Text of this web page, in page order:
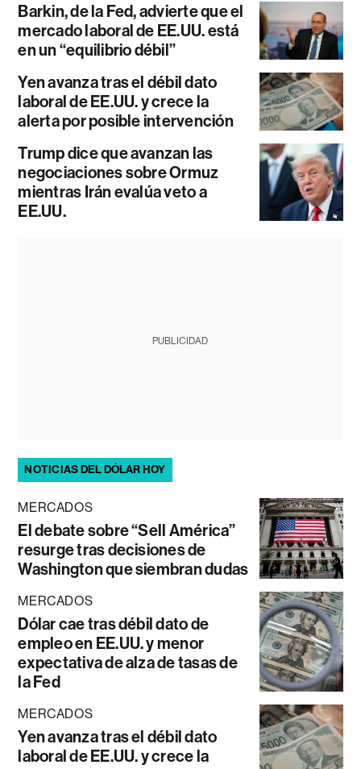
Barkin, de la Fed, advierte que el
mercado laboral de EE.UU. está
en un “equilibrio débil”
Yen avanza tras el débil dato
laboral de EE.UU. y crece la
alerta por posible intervención
Trump dice que avanzan las
negociaciones sobre Ormuz
mientras Irán evalúa veto a
EE.UU.
PUBLICIDAD
NOTICIAS DEL DÓLAR HOY
MERCADOS
El debate sobre “Sell América”
resurge tras decisiones de
Washington que siembran dudas
MERCADOS
Dólar cae tras débil dato de
empleo en EE.UU. y menor
expectativa de alza de tasas de
la Fed
MERCADOS
Yen avanza tras el débil dato
laboral de EE.UU. y crece la